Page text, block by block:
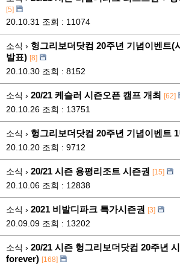
[5]
20.10.31 조회 : 11074
소식 › 헝그리보더닷컴 20주년 기념이벤트(
발표) [8]
20.10.30 조회 : 8152
소식 › 20/21 케슬러 시즌오픈 캠프 개최 [62]
20.10.26 조회 : 13751
소식 › 헝그리보더닷컴 20주년 기념이벤트
20.10.20 조회 : 9712
소식 › 20/21 시즌 용평리조트 시즌권 [15]
20.10.06 조회 : 12838
소식 › 2021 비발디파크 특가시즌권 [3]
20.09.09 조회 : 13202
소식 › 20/21 시즌 헝그리보더닷컴 20주년
forever) [168]